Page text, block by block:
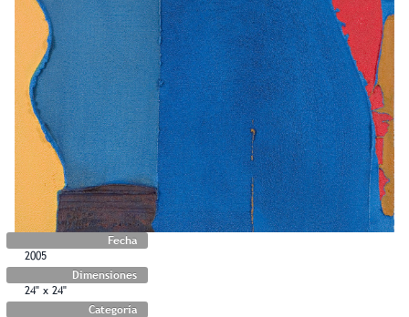
Fecha
2005
Dimensiones
24" x 24"
Categoría